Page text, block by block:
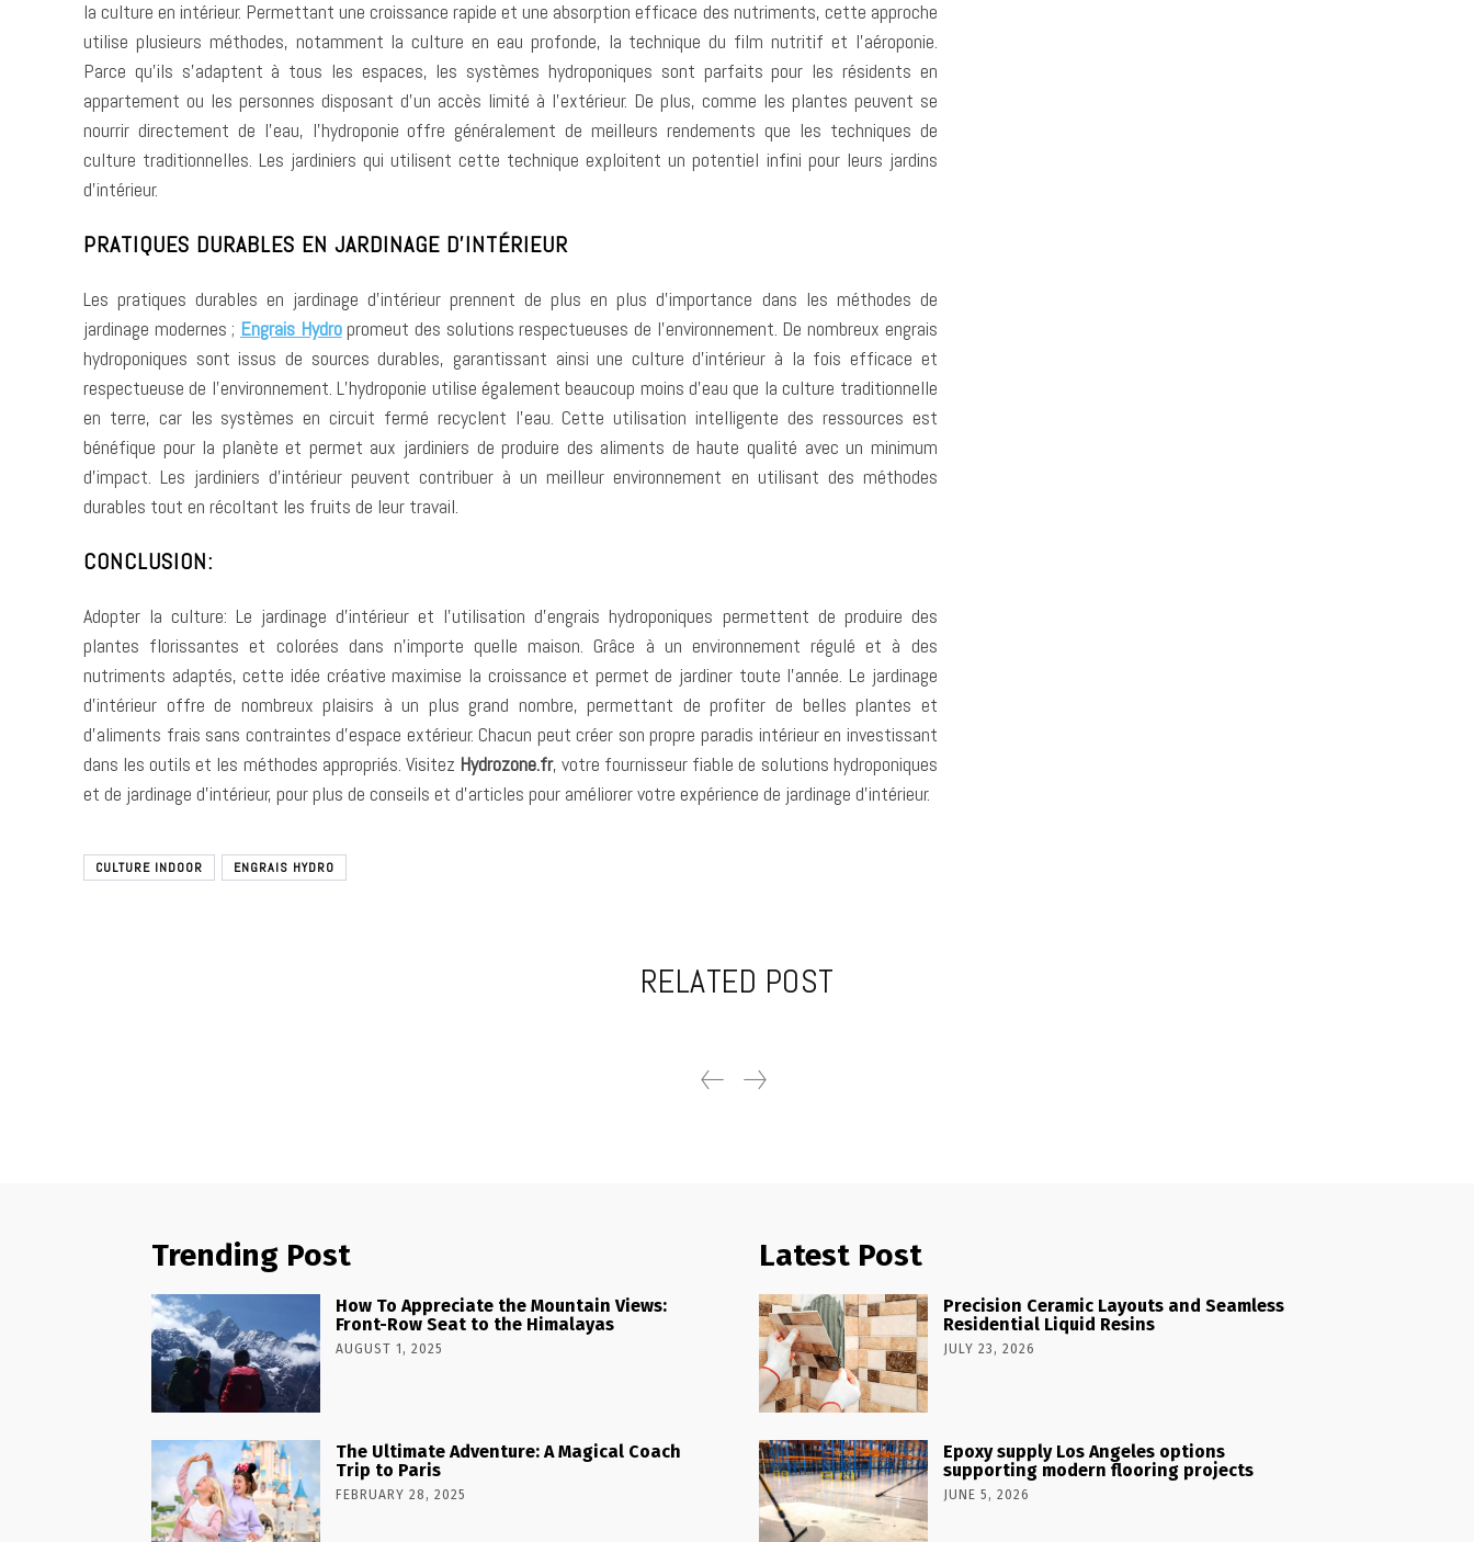
la culture en intérieur. Permettant une croissance rapide et une absorption efficace des nutriments, cette approche
utilise plusieurs méthodes, notamment la culture en eau profonde, la technique du film nutritif et l’aéroponie.
Parce qu’ils s’adaptent à tous les espaces, les systèmes hydroponiques sont parfaits pour les résidents en
appartement ou les personnes disposant d’un accès limité à l’extérieur. De plus, comme les plantes peuvent se
nourrir directement de l’eau, l’hydroponie offre généralement de meilleurs rendements que les techniques de
culture traditionnelles. Les jardiniers qui utilisent cette technique exploitent un potentiel infini pour leurs jardins
d’intérieur.
PRATIQUES DURABLES EN JARDINAGE D’INTÉRIEUR
Les pratiques durables en jardinage d’intérieur prennent de plus en plus d’importance dans les méthodes de
jardinage modernes ; Engrais Hydropromeut des solutions respectueuses de l’environnement. De nombreux engrais
hydroponiques sont issus de sources durables, garantissant ainsi une culture d’intérieur à la fois efficace et
respectueuse de l’environnement. L’hydroponie utilise également beaucoup moins d’eau que la culture traditionnelle
en terre, car les systèmes en circuit fermé recyclent l’eau. Cette utilisation intelligente des ressources est
bénéfique pour la planète et permet aux jardiniers de produire des aliments de haute qualité avec un minimum
d’impact. Les jardiniers d’intérieur peuvent contribuer à un meilleur environnement en utilisant des méthodes
durables tout en récoltant les fruits de leur travail.
CONCLUSION:
Adopter la culture: Le jardinage d’intérieur et l’utilisation d’engrais hydroponiques permettent de produire des
plantes florissantes et colorées dans n’importe quelle maison. Grâce à un environnement régulé et à des
nutriments adaptés, cette idée créative maximise la croissance et permet de jardiner toute l’année. Le jardinage
d’intérieur offre de nombreux plaisirs à un plus grand nombre, permettant de profiter de belles plantes et
d’aliments frais sans contraintes d’espace extérieur. Chacun peut créer son propre paradis intérieur en investissant
dans les outils et les méthodes appropriés. Visitez Hydrozone.fr, votre fournisseur fiable de solutions hydroponiques
et de jardinage d’intérieur, pour plus de conseils et d’articles pour améliorer votre expérience de jardinage d’intérieur.
CULTURE INDOOR ENGRAIS HYDRO
RELATED POST
Trending Post
How To Appreciate the Mountain Views:
Front-Row Seat to the Himalayas
AUGUST 1, 2025
The Ultimate Adventure: A Magical Coach
Trip to Paris
FEBRUARY 28, 2025
Latest Post
Precision Ceramic Layouts and Seamless
Residential Liquid Resins
JULY 23, 2026
Epoxy supply Los Angeles options
supporting modern flooring projects
JUNE 5, 2026